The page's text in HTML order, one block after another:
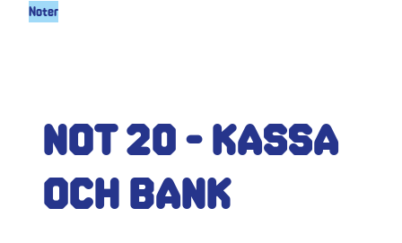
Noter
Not 20 - Kassa
och bank